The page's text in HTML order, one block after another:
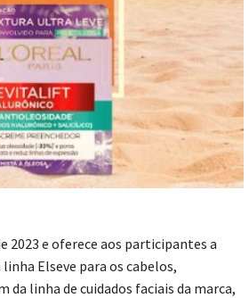
2023 e oferece aos participantes a
Elseve para os cabelos,
linha de cuidados faciais da marca,